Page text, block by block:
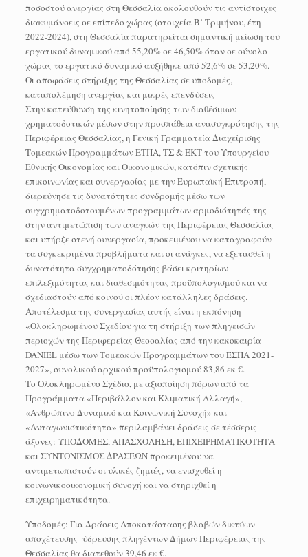
ποσοστού ανεργίας στη Θεσσαλία ακολουθούν τις αντίστοιχες
διακυμάνσεις σε επίπεδο χώρας (στοιχεία Β’ Τριμήνου, έτη
2022-2024), στη Θεσσαλία παρατηρείται σημαντική μείωση του
εργατικού δυναμικού από 55,20% σε 46,50% όταν σε σύνολο
χώρας το εργατικό δυναμικό αυξήθηκε από 52,6% σε 53,20%.
Οι αποφάσεις στήριξης της Θεσσαλίας σε υποδομές,
καταπολέμηση ανεργίας και μικρές επενδύσεις
Στην κατεύθυνση της κινητοποίησης των διαθέσιμων
χρηματοδοτικών μέσων στην προσπάθεια ανασυγκρότησης της
Περιφέρειας Θεσσαλίας, η Γενική Γραμματεία Διαχείρισης
Τομεακών Προγραμμάτων ΕΤΠΑ, ΤΣ & ΕΚΤ του Υπουργείου
Εθνικής Οικονομίας και Οικονομικών, κατόπιν σχετικής
επικοινωνίας και συνεργασίας με την Ευρωπαϊκή Επιτροπή,
διερεύνησε τις δυνατότητες συνδρομής μέσω των
συγχρηματοδοτουμένων προγραμμάτων αρμοδιότητάς της
στην αντιμετώπιση των αναγκών της Περιφέρειας Θεσσαλίας
και υπήρξε στενή συνεργασία, προκειμένου να καταγραφούν
τα συγκεκριμένα προβλήματα και οι ανάγκες, να εξετασθεί η
δυνατότητα συγχρηματοδότησης βάσει κριτηρίων
επιλεξιμότητας και διαθεσιμότητας προϋπολογισμού και να
σχεδιαστούν από κοινού οι πλέον κατάλληλες δράσεις.
Αποτέλεσμα της συνεργασίας αυτής είναι η εκπόνηση
«Ολοκληρωμένου Σχεδίου για τη στήριξη των πληγεισών
περιοχών της Περιφερείας Θεσσαλίας από την κακοκαιρία
DANIEL μέσω των Τομεακών Προγραμμάτων του ΕΣΠΑ 2021-
2027», συνολικού αρχικού προϋπολογισμού 83,86 εκ €.
Το Ολοκληρωμένο Σχέδιο, με αξιοποίηση πόρων από τα
Προγράμματα «Περιβάλλον και Κλιματική Αλλαγή»,
«Ανθρώπινο Δυναμικό και Κοινωνική Συνοχή» και
«Ανταγωνιστικότητα» περιλαμβάνει δράσεις σε τέσσερις
άξονες: ΥΠΟΔΟΜΕΣ, ΑΠΑΣΧΟΛΗΣΗ, ΕΠΙΧΕΙΡΗΜΑΤΙΚΟΤΗΤΑ
και ΣΥΝΤΟΝΙΣΜΟΣ ΔΡΑΣΕΩΝ προκειμένου να
αντιμετωπιστούν οι υλικές ζημιές, να ενισχυθεί η
κοινωνικοοικονομική συνοχή και να στηριχθεί η
επιχειρηματικότητα.
Υποδομές: Για Δράσεις Αποκατάστασης βλαβών δικτύων
αποχέτευσης- ύδρευσης πληγέντων Δήμων Περιφέρειας της
Θεσσαλίας θα διατεθούν 39,46 εκ €.